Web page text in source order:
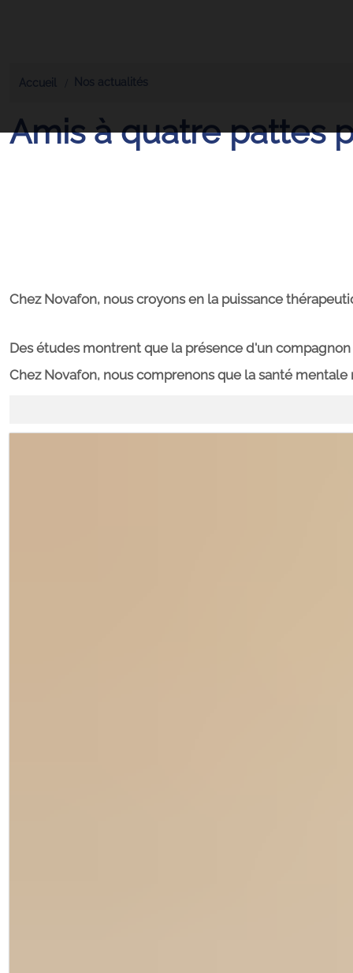
Accueil Nos actualités
Amis à quatre pattes
Chez Novafon, nous croyons en la puissance
Des études montrent que la présence d'un
Chez Novafon, nous comprenons que la santé